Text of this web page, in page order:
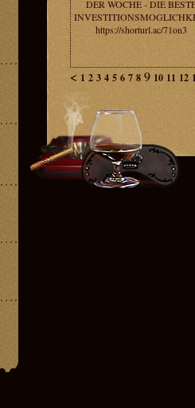
DER WOCHE - DIE
https://shorturl.ac/71on3
< 1 2 3 4 5 6 7 8 9 10 11 12